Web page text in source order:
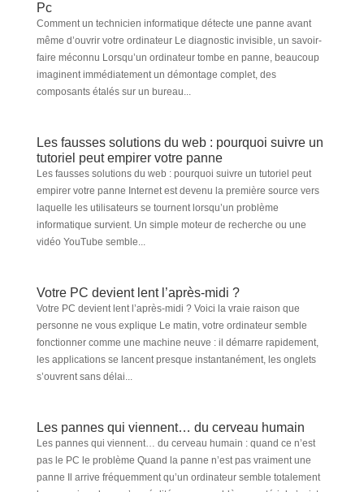
Pc
Comment un technicien informatique détecte une panne avant
même d’ouvrir votre ordinateur Le diagnostic invisible, un savoir-
faire méconnu Lorsqu’un ordinateur tombe en panne, beaucoup
imaginent immédiatement un démontage complet, des
composants étalés sur un bureau...
Les fausses solutions du web : pourquoi suivre un
tutoriel peut empirer votre panne
Les fausses solutions du web : pourquoi suivre un tutoriel peut
empirer votre panne Internet est devenu la première source vers
laquelle les utilisateurs se tournent lorsqu’un problème
informatique survient. Un simple moteur de recherche ou une
vidéo YouTube semble...
Votre PC devient lent l’après-midi ?
Votre PC devient lent l’après-midi ? Voici la vraie raison que
personne ne vous explique Le matin, votre ordinateur semble
fonctionner comme une machine neuve : il démarre rapidement,
les applications se lancent presque instantanément, les onglets
s’ouvrent sans délai...
Les pannes qui viennent… du cerveau humain
Les pannes qui viennent… du cerveau humain : quand ce n’est
pas le PC le problème Quand la panne n’est pas vraiment une
panne Il arrive fréquemment qu’un ordinateur semble totalement